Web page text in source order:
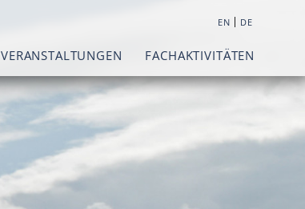
VERANSTALTUNGEN FACHAKTIVITÄTEN
EN | DE